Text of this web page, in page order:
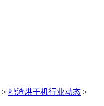
> 糟渣烘干机行业动态 >